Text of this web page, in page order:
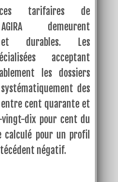
tarifaires de
demeurent
et durables. Les
acceptant
les dossiers
des
cent quarante et
dix pour cent du
pour un profil
négatif.